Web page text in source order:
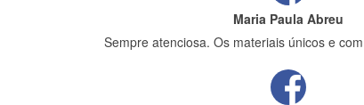
Maria Paula Abreu
Sempre atenciosa. Os materiais únicos e